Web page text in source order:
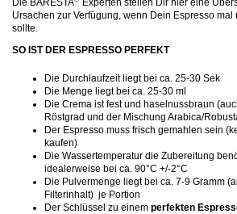
Ursachen zur Verfügung, wenn Dein Espresso mal
sollte.
SO IST DER ESPRESSO PERFEKT
Die Durchlaufzeit liegt bei ca. 25-30 Sek
Die Menge liegt bei ca. 25-30 ml
Die Crema ist fest und haselnussbraun
Röstgrad und der Mischung Arabica/
Der Espresso muss frisch gemahlen sein
kaufen)
Die Wassertemperatur die Zubereitung
idealerweise bei ca. 90°C +/-2°C
Die Pulvermenge liegt bei ca. 7-9 Gramm
Filterinhalt) je Portion
Der Schlüssel zu einem perfekten